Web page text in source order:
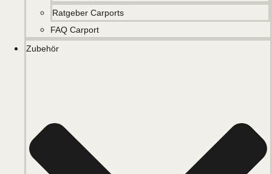
Ratgeber Carports
FAQ Carport
Zubehör